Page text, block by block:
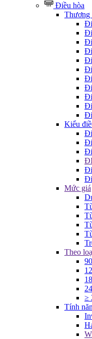
Điều hòa
Thương
Kiểu
Mức giá
Theo
≥
Tính